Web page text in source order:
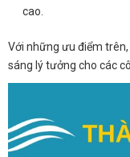
cao.
Với những ưu điểm
sáng lý tưởng cho các